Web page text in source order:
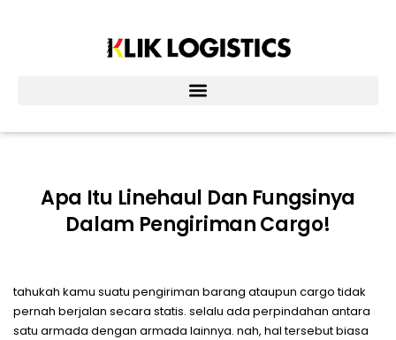
Apa Itu Linehaul Dan Fungsinya
Dalam Pengiriman Cargo!
tahukah kamu suatu pengiriman barang ataupun cargo tidak
pernah berjalan secara statis. selalu ada perpindahan antara
satu armada dengan armada lainnya. nah, hal tersebut biasa